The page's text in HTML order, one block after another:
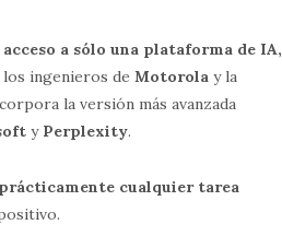
a sólo una plataforma de IA,
los ingenieros deMotorola y la
la versión más avanzada
y Perplexity.
cualquier tarea